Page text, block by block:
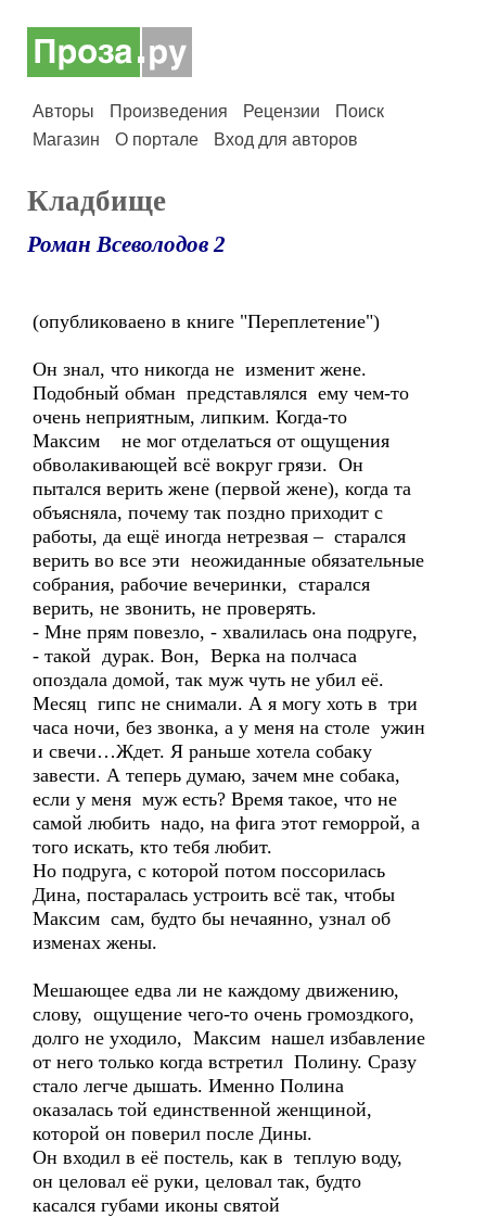
Авторы Произведения Рецензии
Поиск
Магазин
О портале Вход для авторов
Кладбище
Роман Всеволодов 2
(опубликоваено в книге "Переплетение")
Он знал, что никогда не изменит жене.
Подобный обман представлялся ему чем-то
очень неприятным, липким. Когда-то
Максим не мог отделаться от ощущения
обволакивающей всё вокруг грязи. Он
пытался верить жене (первой жене), когда та
объясняла, почему так поздно приходит с
работы, да ещё иногда нетрезвая – старался
верить во все эти неожиданные обязательные
собрания, рабочие вечеринки, старался
верить, не звонить, не проверять.
- Мне прям повезло, - хвалилась она подруге,
- такой дурак. Вон, Верка на полчаса
опоздала домой, так муж чуть не убил её.
Месяц гипс не снимали. А я могу хоть в три
часа ночи, без звонка, а у меня на столе ужин
и свечи…Ждет. Я раньше хотела собаку
завести. А теперь думаю, зачем мне собака,
если у меня муж есть? Время такое, что не
самой любить надо, на фига этот геморрой, а
того искать, кто тебя любит.
Но подруга, с которой потом поссорилась
Дина, постаралась устроить всё так, чтобы
Максим сам, будто бы нечаянно, узнал об
изменах жены.
Мешающее едва ли не каждому движению,
слову, ощущение чего-то очень громоздкого,
долго не уходило, Максим нашел избавление
от него только когда встретил Полину. Сразу
стало легче дышать. Именно Полина
оказалась той единственной женщиной,
которой он поверил после Дины.
Он входил в её постель, как в теплую воду,
он целовал её руки, целовал так, будто
касался губами иконы святой